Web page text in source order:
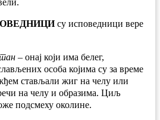
су исповедници вере
– онај који има белег,
особа којима су за време
стављали жиг на челу или
на челу и образима. Циљ
подсмеху околине.